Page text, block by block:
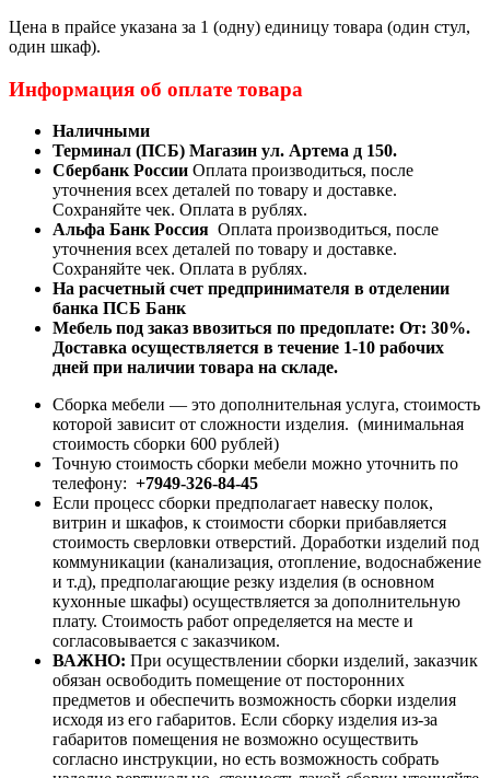
Цена в прайсе указана за 1 (одну) единицу товара (один стул,
один шкаф).
Информация об оплате товара
Наличными
Терминал (ПСБ) Магазин ул. Артема д 150.
Сбербанк России Оплата производиться, после
уточнения всех деталей по товару и доставке.
Сохраняйте чек. Оплата в рублях.
Альфа Банк Россия Оплата производиться, после
уточнения всех деталей по товару и доставке.
Сохраняйте чек. Оплата в рублях.
На расчетный счет предпринимателя в отделении
банка ПСБ Банк
Мебель под заказ ввозиться по предоплате: От: 30%.
Доставка осуществляется в течение 1-10 рабочих
дней при наличии товара на складе.
Сборка мебели — это дополнительная услуга, стоимость
которой зависит от сложности изделия. (минимальная
стоимость сборки 600 рублей)
Точную стоимость сборки мебели можно уточнить по
телефону: +7949-326-84-45
Если процесс сборки предполагает навеску полок,
витрин и шкафов, к стоимости сборки прибавляется
стоимость сверловки отверстий. Доработки изделий под
коммуникации (канализация, отопление, водоснабжение
и т.д), предполагающие резку изделия (в основном
кухонные шкафы) осуществляется за дополнительную
плату. Стоимость работ определяется на месте и
согласовывается с заказчиком.
ВАЖНО: При осуществлении сборки изделий, заказчик
обязан освободить помещение от посторонних
предметов и обеспечить возможность сборки изделия
исходя из его габаритов. Если сборку изделия из-за
габаритов помещения не возможно осуществить
согласно инструкции, но есть возможность собрать